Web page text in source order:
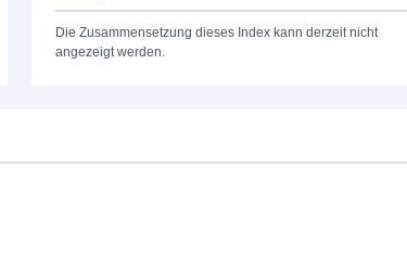
Die Zusammensetzung dieses Index kann derzeit nicht
angezeigt werden.